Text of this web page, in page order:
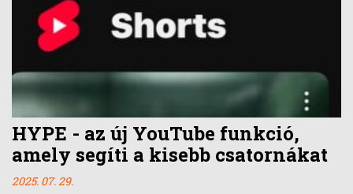
HYPE - az új YouTube funkció,
amely segíti a kisebb csatornákat
2025. 07. 29.